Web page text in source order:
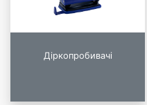
Діркопробивачі